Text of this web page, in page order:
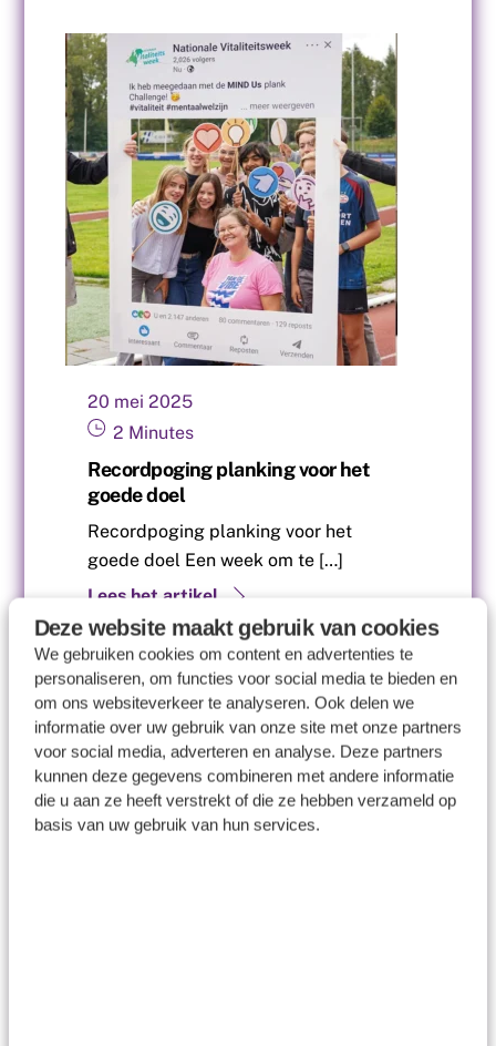
Deze website maakt gebruik van cookies
We gebruiken cookies om content en advertenties te
personaliseren, om functies voor social media te bieden en
om ons websiteverkeer te analyseren. Ook delen we
informatie over uw gebruik van onze site met onze partners
voor social media, adverteren en analyse. Deze partners
kunnen deze gegevens combineren met andere informatie
die u aan ze heeft verstrekt of die ze hebben verzameld op
basis van uw gebruik van hun services.
20 mei 2025
2 Minutes
Recordpoging planking voor het
goede doel
Recordpoging planking voor het
goede doel Een week om te […]
Lees het artikel